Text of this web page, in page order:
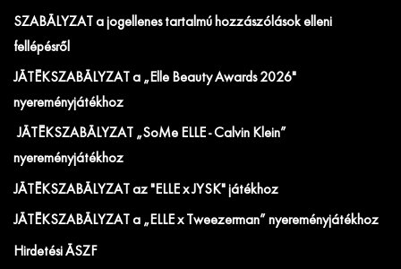
SZABÁLYZAT a jogellenes tartalmú hozzászólások elleni
fellépésről
JÁTÉKSZABÁLYZAT a „Elle Beauty Awards 2026"
nyereményjátékhoz
JÁTÉKSZABÁLYZAT „SoMe ELLE - Calvin Klein”
nyereményjátékhoz
JÁTÉKSZABÁLYZAT az "ELLE x JYSK" játékhoz
JÁTÉKSZABÁLYZAT a „ELLE x Tweezerman” nyereményjátékhoz
Hirdetési ÁSZF